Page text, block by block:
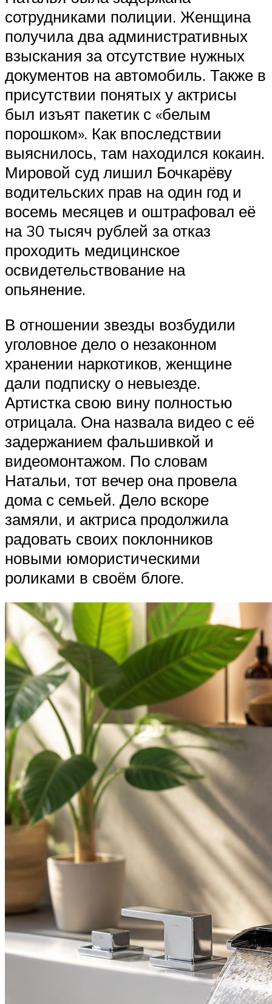
сотрудниками полиции. Женщина
получила два административных
взыскания за отсутствие нужных
документов на автомобиль. Также в
присутствии понятых у актрисы
был изъят пакетик с «белым
порошком». Как впоследствии
выяснилось, там находился кокаин.
Мировой суд лишил Бочкарёву
водительских прав на один год и
восемь месяцев и оштрафовал её
на 30 тысяч рублей за отказ
проходить медицинское
освидетельствование на
опьянение.
В отношении звезды возбудили
уголовное дело о незаконном
хранении наркотиков, женщине
дали подписку о невыезде.
Артистка свою вину полностью
отрицала. Она назвала видео с её
задержанием фальшивкой и
видеомонтажом. По словам
Натальи, тот вечер она провела
дома с семьей. Дело вскоре
замяли, и актриса продолжила
радовать своих поклонников
новыми юмористическими
роликами в своём блоге.